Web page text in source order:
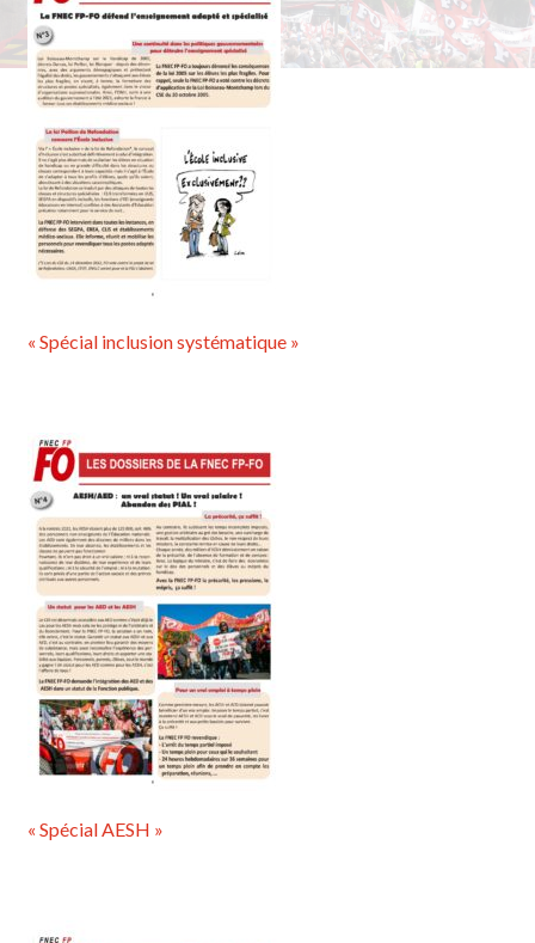
« Spécial inclusion systématique »
« Spécial AESH »